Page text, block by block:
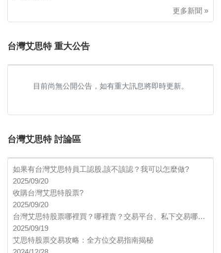
更多新聞 »
台灣艾思特 重大公告
目前尚無公開公告，如有重大訊息將即時更新。
台灣艾思特 討論區
如果有台灣艾思特員工認股,該不該認？我可以怎麼做?
2025/09/20
收購台灣艾思特股票?
2025/09/20
台灣艾思特股票哪裡買？哪裡賣？交易平台、私下交易哪…
2025/09/19
艾思特股票交易攻略：全方位交易指南揭秘